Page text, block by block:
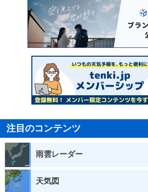
注目のコンテンツ
雨雲レーダー
天気図